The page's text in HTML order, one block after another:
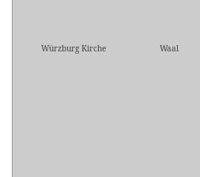
Würzburg Kirche Waal